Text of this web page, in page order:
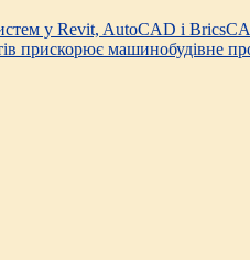
у Revit, AutoCAD і
прискорює машинобудівне